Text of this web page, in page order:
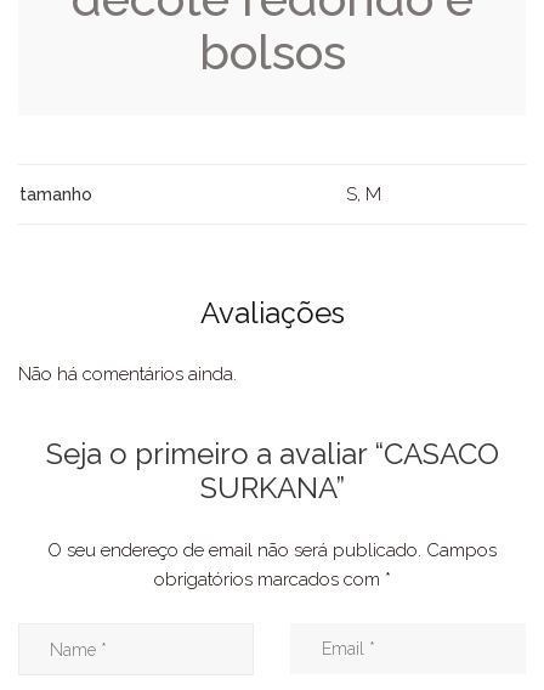
bolsos
tamanho S, M
Avaliações
Não há comentários ainda.
Seja o primeiro a avaliar “CASACO
SURKANA”
O seu endereço de email não será publicado. Campos
obrigatórios marcados com *